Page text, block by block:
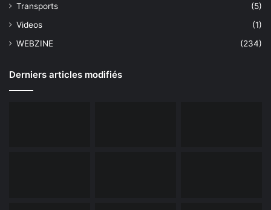
Transports
(5)
Videos
(1)
WEBZINE
(234)
Derniers articles modifiés